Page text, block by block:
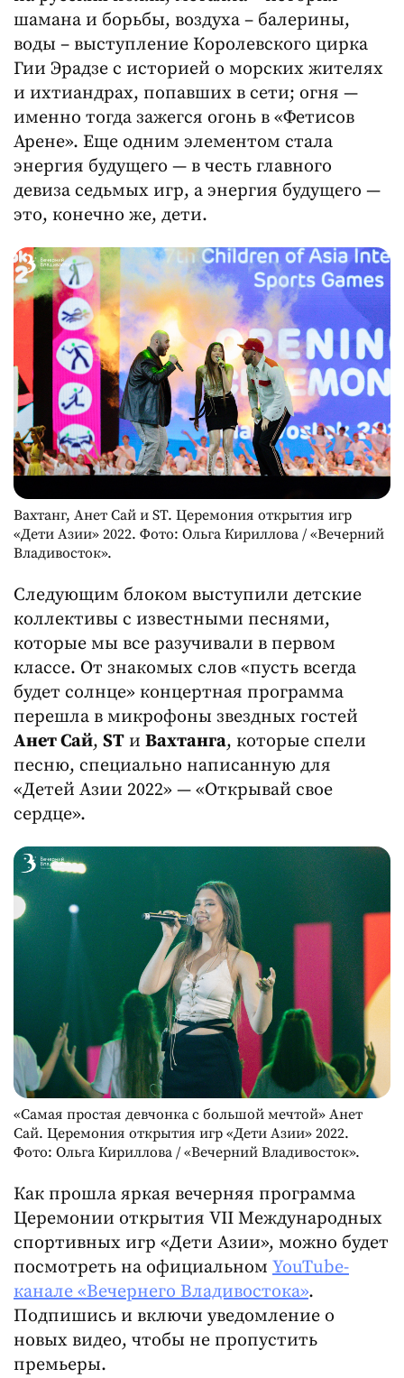
шамана и борьбы, воздуха – балерины,
воды – выступление Королевского цирка
Гии Эрадзе с историей о морских жителях
и ихтиандрах, попавших в сети; огня —
именно тогда зажегся огонь в «Фетисов
Арене». Еще одним элементом стала
энергия будущего — в честь главного
девиза седьмых игр, а энергия будущего —
это, конечно же, дети.
Вахтанг, Анет Сай и ST. Церемония открытия игр
«Дети Азии» 2022. Фото: Ольга Кириллова / «Вечерний
Владивосток».
Следующим блоком выступили детские
коллективы с известными песнями,
которые мы все разучивали в первом
классе. От знакомых слов «пусть всегда
будет солнце» концертная программа
перешла в микрофоны звездных гостей
Анет Сай, ST и Вахтанга, которые спели
песню, специально написанную для
«Детей Азии 2022» — «Открывай свое
сердце».
«Самая простая девчонка с большой мечтой» Анет
Сай. Церемония открытия игр «Дети Азии» 2022.
Фото: Ольга Кириллова / «Вечерний Владивосток».
Как прошла яркая вечерняя программа
Церемонии открытия VII Международных
спортивных игр «Дети Азии», можно будет
посмотреть на официальном YouTube-
канале «Вечернего Владивостока».
Подпишись и включи уведомление о
новых видео, чтобы не пропустить
премьеры.